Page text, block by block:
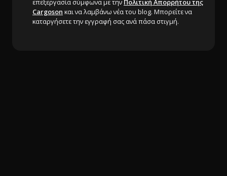
επεξεργασία σύμφωνα με την Πολιτική Απορρήτου της
Cargoson και να λαμβάνω νέα του blog. Μπορείτε να
καταργήσετε την εγγραφή σας ανά πάσα στιγμή.